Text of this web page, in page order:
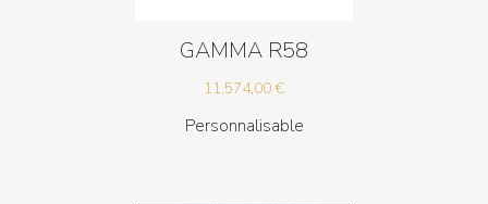
GAMMA R58
11.574,00€
Personnalisable